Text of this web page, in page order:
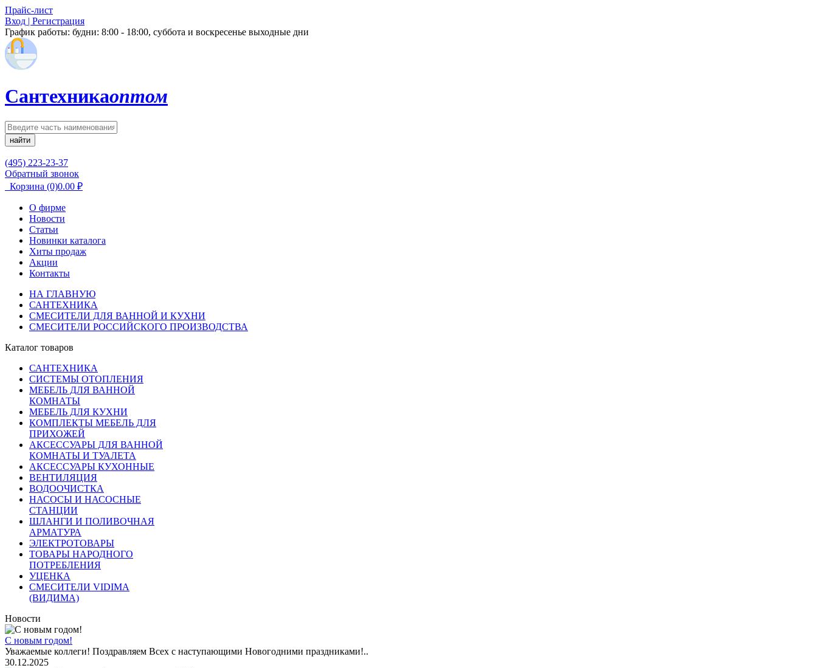
Прайс-лист
Вход | Регистрация
График работы: будни: 8:00 - 18:00, суббота и воскресенье выходные дни
Сантехникаоптом
найти
(495) 223-23-37
Обратный звонок
Корзина (0)0.00 ₽
О фирме
Новости
Статьи
Новинки каталога
Хиты продаж
Акции
Контакты
НА ГЛАВНУЮ
САНТЕХНИКА
СМЕСИТЕЛИ ДЛЯ ВАННОЙ И КУХНИ
СМЕСИТЕЛИ РОССИЙСКОГО ПРОИЗВОДСТВА
Каталог товаров
САНТЕХНИКА
СИСТЕМЫ ОТОПЛЕНИЯ
МЕБЕЛЬ ДЛЯ ВАННОЙ
КОМНАТЫ
МЕБЕЛЬ ДЛЯ КУХНИ
КОМПЛЕКТЫ МЕБЕЛЬ ДЛЯ
ПРИХОЖЕЙ
АКСЕССУАРЫ ДЛЯ ВАННОЙ
КОМНАТЫ И ТУАЛЕТА
АКСЕССУАРЫ КУХОННЫЕ
ВЕНТИЛЯЦИЯ
ВОДООЧИСТКА
НАСОСЫ И НАСОСНЫЕ
СТАНЦИИ
ШЛАНГИ И ПОЛИВОЧНАЯ
АРМАТУРА
ЭЛЕКТРОТОВАРЫ
ТОВАРЫ НАРОДНОГО
ПОТРЕБЛЕНИЯ
УЦЕНКА
СМЕСИТЕЛИ VIDIMA
(ВИДИМА)
Новости
С новым годом!
Уважаемые коллеги! Поздравляем Всех с наступающими Новогодними праздниками!..
30.12.2025